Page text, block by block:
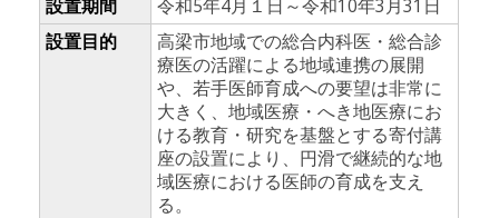
設置期間
令和5年4月１日～令和10年3月31日
設置目的
高梁市地域での総合内科医・総合診
療医の活躍による地域連携の展開
や、若手医師育成への要望は非常に
大きく、地域医療・へき地医療にお
ける教育・研究を基盤とする寄付講
座の設置により、円滑で継続的な地
域医療における医師の育成を支え
る。